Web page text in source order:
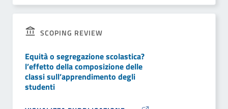
SCOPING REVIEW
Equità o segregazione scolastica?
l’effetto della composizione delle
classi sull’apprendimento degli
studenti